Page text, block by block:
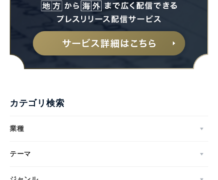
カテゴリ検索
業種
テーマ